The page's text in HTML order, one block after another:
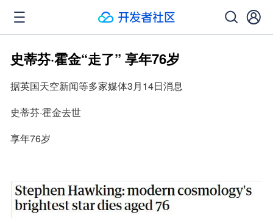
史蒂芬·霍金“走了” 享年76岁
据英国天空新闻等多家媒体3月14日消息
史蒂芬·霍金去世
享年76岁